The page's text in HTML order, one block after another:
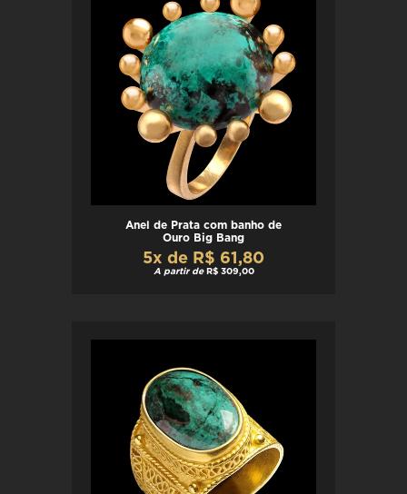
Anel de Prata com banho de
Ouro Big Bang
5x de R$ 61,80
A partir de R$ 309,00